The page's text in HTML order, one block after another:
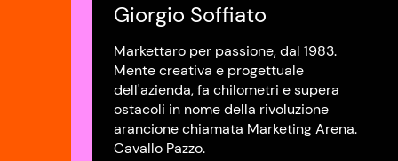
Giorgio Soffiato
Markettaro per passione, dal 1983.
Mente creativa e progettuale
dell'azienda, fa chilometri e supera
ostacoli in nome della rivoluzione
arancione chiamata Marketing Arena.
Cavallo Pazzo.